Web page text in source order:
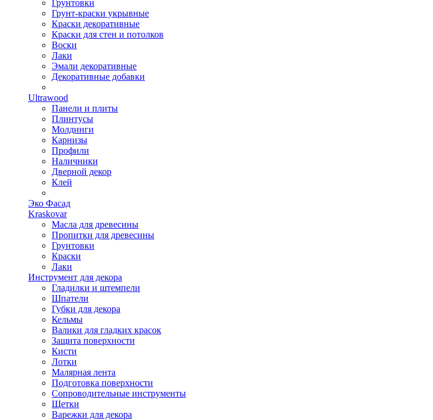
Грунтовки
Грунт-краски укрывные
Краски декоративные
Краски для стен и потолков
Воски
Лаки
Эмали декоративные
Декоративные добавки
Ultrawood
Панели и плиты
Плинтусы
Молдинги
Карнизы
Профили
Наличники
Дверной декор
Клей
Эко Фасад
Kraskovar
Масла для древесины
Пропитки для древесины
Грунтовки
Краски
Лаки
Инструмент для декора
Гладилки и штемпели
Шпатели
Губки для декора
Кельмы
Валики для гладких красок
Защита поверхности
Кисти
Лотки
Малярная лента
Подготовка поверхности
Сопроводительные инструменты
Щетки
Варежки для декора